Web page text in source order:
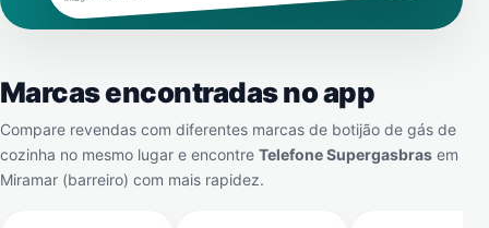
Marcas encontradas no app
Compare revendas com diferentes marcas de botijão de gás de
cozinha no mesmo lugar e encontre Telefone Supergasbras em
Miramar (barreiro) com mais rapidez.